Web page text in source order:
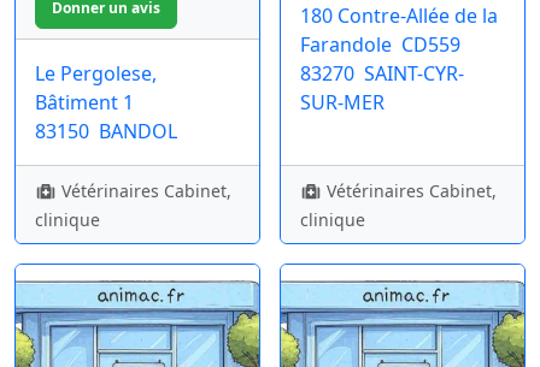
Le Pergolese,
Bâtiment 1
83150 BANDOL
Vétérinaires Cabinet,
clinique
180 Contre-Allée de la
Farandole CD559
83270 SAINT-CYR-
SUR-MER
Vétérinaires Cabinet,
clinique